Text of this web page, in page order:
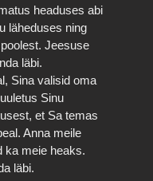
headuses abi
läheduses ning
Jeesuse
läbi.
Sina valisid oma
Sinu
et Sa temas
Anna meile
ka meie heaks.
läbi.